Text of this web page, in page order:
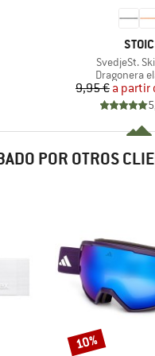
MARCA
STOIC
Artículo
SvedjeSt.
Product
Dragonera
9,95 € a partir
POR OTROS
Descuento
10%